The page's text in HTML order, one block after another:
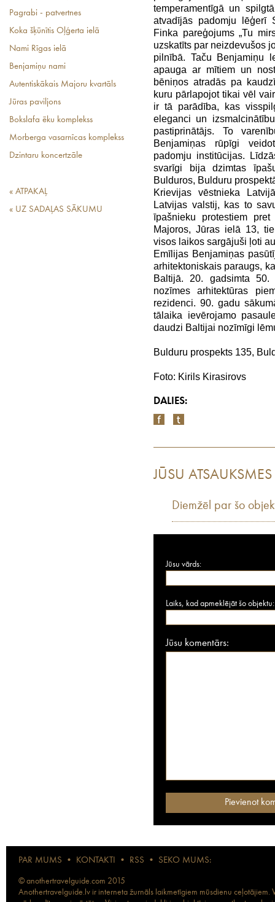
Pagrabi - patvertnes
Koka šķūnītis Oļģerta ielā
Nami Rīgas ielā
Benjamiņu nami
Autentiskākais Majoru kvartāls
Jūras paviljons
Bokslafa ēku komplekss
Morberga vasarnīcas komplekss
Dzintaru koncertzāle
« ATPAKAĻ
« UZ SADAĻAS SĀKUMU
temperamentīgā un
atvadījās padomju lēģerī
Finka pareģojums „Tu
uzskatīts par neizdevušos
pilnībā. Taču Benjamiņu
apauga ar mītiem un
bēniņos atradās pa
kuru pārlapojot tikai vēl
ir tā parādība, kas
eleganci un
pastiprinātājs. To
Benjamiņas rūpīgi
padomju institūcijas.
svarīgi bija dzimtas
Bulduros, Bulduru
Krievijas vēstnieka
Latvijas valstij, kas to
īpašnieku protestiem
Majoros, Jūras ielā 13,
visos laikos sargājuši ļoti
Emīlijas Benjamiņas
arhitektoniskais paraugs,
Baltijā. 20. gadsimta
nozīmes arhitektūras
rezidenci. 90. gadu
tālaika ievērojamo
daudzi Baltijai nozīmīgi
Bulduru prospekts 135,
Foto: Kirils Kirasirovs
DALIES:
JŪSU ATSAUKSMES
Diemžēl par šo
Jūsu vārds:
Laiks, kad apmeklējāt šo objektu:
Jūsu komentārs:
PAR MUMS • KONTAKTI • RSS • SEKO MUMS:
© anothertravelguide.com 2015
Anothertravelguide.lv ir interneta žurnāls laikmetīgiem mūsdienu